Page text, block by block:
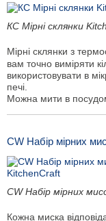
КС Мірні склянки
Мірні склянки з
вам точно виміряти
використовувати в
печі.
Можна мити в
CW Набір мірних
CW Набір мірних
Кожна миска